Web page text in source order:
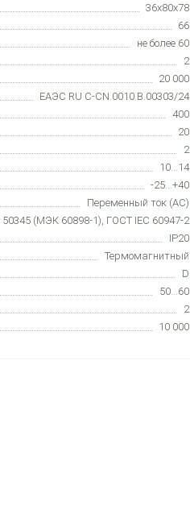
36х80х78
66
не более 60
2
20 000
ЕАЭС RU С-CN.0010.В.00303/24
400
20
2
10...14
-25...+40
Переменный ток (AC)
(МЭК 60898-1), ГОСТ IEC 60947-2
IP20
Термомагнитный
D
50...60
2
10 000